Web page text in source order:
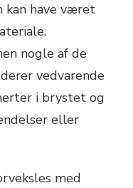
kan have været
nogle af de
vedvarende
i brystet og
eller
med